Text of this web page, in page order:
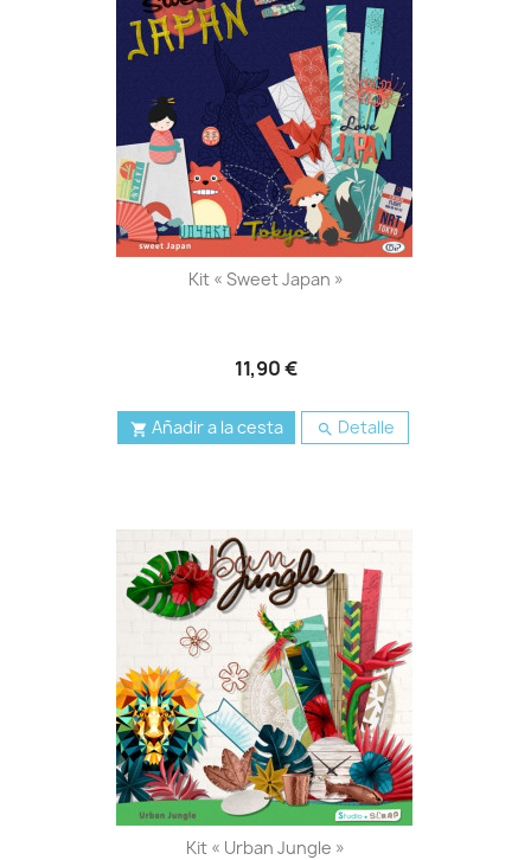
Kit « Sweet Japan »
11,90 €
 Añadir a la cesta  Detalle
Kit « Urban Jungle »